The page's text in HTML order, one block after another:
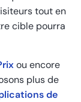
tout en
cible pourra
ou encore
plus de
de